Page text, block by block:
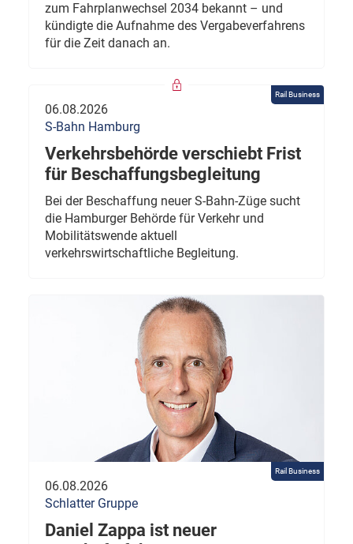
zum Fahrplanwechsel 2034 bekannt – und
kündigte die Aufnahme des Vergabeverfahrens
für die Zeit danach an.
Rail Business
06.08.2026
S-Bahn Hamburg
Verkehrsbehörde verschiebt Frist
für Beschaffungsbegleitung
Bei der Beschaffung neuer S-Bahn-Züge sucht
die Hamburger Behörde für Verkehr und
Mobilitätswende aktuell
verkehrswirtschaftliche Begleitung.
Rail Business
06.08.2026
Schlatter Gruppe
Daniel Zappa ist neuer